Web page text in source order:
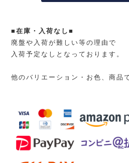
■在庫・入荷なし■
廃盤や入荷が難しい等の理由で
入荷予定なしとなっております。
他のバリエーション・お色、商品